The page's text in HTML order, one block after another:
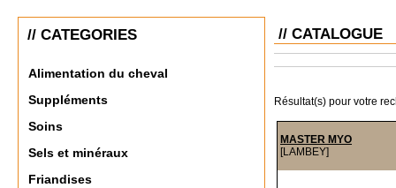
// CATEGORIES
Alimentation du cheval
Suppléments
Soins
Sels et minéraux
Friandises
// CATALOGUE
Résultat(s) pour votre
MASTER MYO
[LAMBEY]